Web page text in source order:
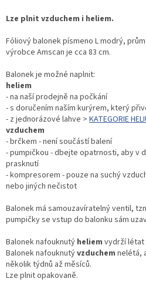
Lze plnit vzduchem i heliem.
Fóliový balonek písmeno L modrý,
výrobce Amscan je cca 83 cm.
Balonek je možné naplnit:
heliem
- na naší prodejně na počkání
- s doručením naším kurýrem, který
- z jednorázové lahve > KATEGORIE
vzduchem
- brčkem - není součástí balení
- pumpičkou - dbejte opatrnosti, aby v
prasknutí
- kompresorem - pouze na suchý
nebo jiných nečistot
Balonek má samouzavíratelný ventil,
pumpičky se vstup do balonku sám
Balonek nafouknutý heliem vydrží létat
Balonek nafouknutývzduchem nelétá,
několik týdnů až měsíců.
Lze plnit opakovaně.